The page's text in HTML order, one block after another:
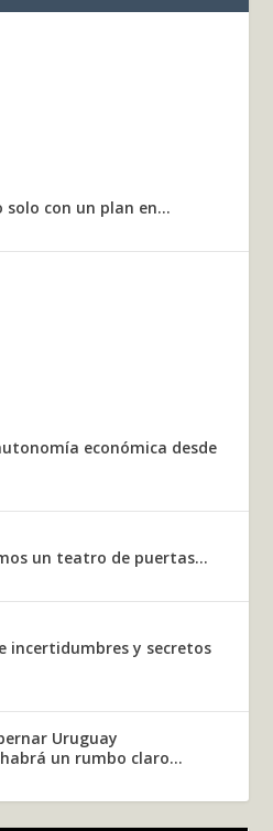
con un plan en...
económica desde
un teatro de puertas...
incertidumbres y secretos
un rumbo claro...